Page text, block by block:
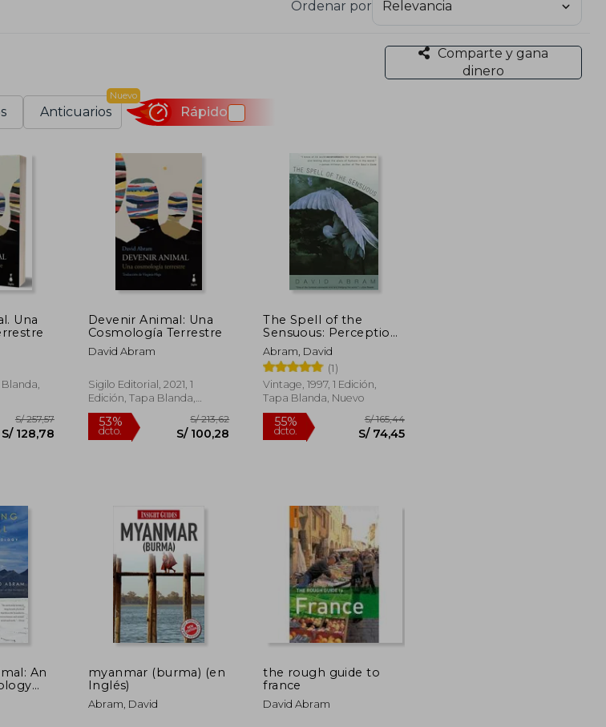
Ordenar por
Comparte y gana
dinero
Anticuarios
Nuevo
Rápido
Una
Devenir Animal: Una
Cosmología Terrestre
David Abram
Sigilo Editorial, 2021, 1
Edición, Tapa Blanda,
Nuevo
53%
dcto.
S/ 213,62
S/ 100,28
The Spell of the
Sensuous: Perception
and Language in a
More-Than-Human
World (en Inglés)
Abram, David
(1)
Vintage, 1997, 1 Edición,
Tapa Blanda, Nuevo
An
myanmar (burma) (en
Inglés)
Abram, David
the rough guide to
france
David Abram